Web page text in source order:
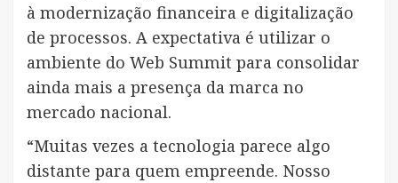
à modernização financeira e digitalização
de processos. A expectativa é utilizar o
ambiente do Web Summit para consolidar
ainda mais a presença da marca no
mercado nacional.
“Muitas vezes a tecnologia parece algo
distante para quem empreende. Nosso